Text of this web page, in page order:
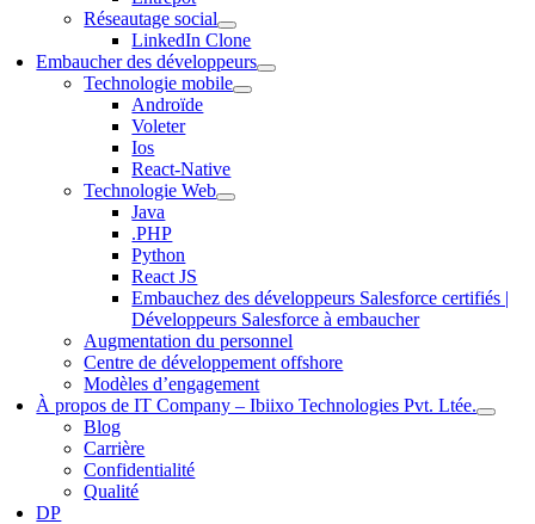
Réseautage social
LinkedIn Clone
Embaucher des développeurs
Technologie mobile
Androïde
Voleter
Ios
React-Native
Technologie Web
Java
.PHP
Python
React JS
Embauchez des développeurs Salesforce certifiés |
Développeurs Salesforce à embaucher
Augmentation du personnel
Centre de développement offshore
Modèles d’engagement
À propos de IT Company – Ibiixo Technologies Pvt. Ltée.
Blog
Carrière
Confidentialité
Qualité
DP